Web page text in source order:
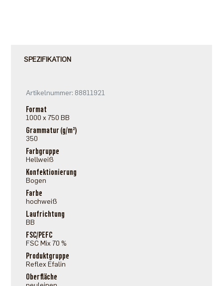
SPEZIFIKATION
Artikelnummer: 88811921
Format
1000 x 750 BB
Grammatur (g/m²)
350
Farbgruppe
Hellweiß
Konfektionierung
Bogen
Farbe
hochweiß
Laufrichtung
BB
FSC/PEFC
FSC Mix 70 %
Produktgruppe
Reflex Efalin
Oberfläche